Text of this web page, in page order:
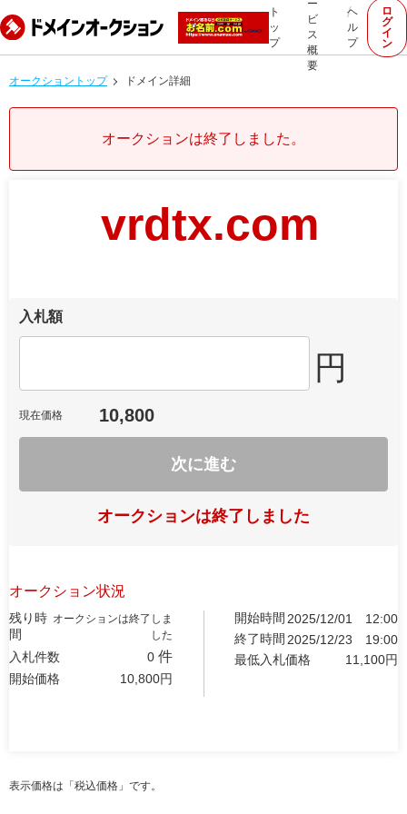
ト
ッ
プ
ー
ビ
ス
概
要
ヘ
ル
プ
ロ
グ
イ
ン
オークショントップ ドメイン詳細
オークションは終了しました。
vrdtx.com
入札額
円
現在価格 10,800
次に進む
オークションは終了しました
オークション状況
残り時
間
オークションは終了しま
した
入札件数 0 件
開始価格 10,800円
開始時間 2025/12/01
12:00
終了時間 2025/12/23
19:00
最低入札価格
11,100円
表示価格は「税込価格」です。